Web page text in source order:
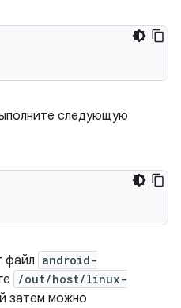
следующую
файл android-
/out/host/linux-
затем можно